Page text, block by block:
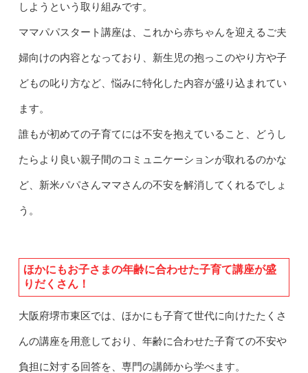
しようという取り組みです。
ママパパスタート講座は、これから赤ちゃんを迎えるご夫
婦向けの内容となっており、新生児の抱っこのやり方や子
どもの叱り方など、悩みに特化した内容が盛り込まれてい
ます。
誰もが初めての子育てには不安を抱えていること、どうし
たらより良い親子間のコミュニケーションが取れるのかな
ど、新米パパさんママさんの不安を解消してくれるでしょ
う。
ほかにもお子さまの年齢に合わせた子育て講座が盛
りだくさん！
大阪府堺市東区では、ほかにも子育て世代に向けたたくさ
んの講座を用意しており、年齢に合わせた子育ての不安や
負担に対する回答を、専門の講師から学べます。